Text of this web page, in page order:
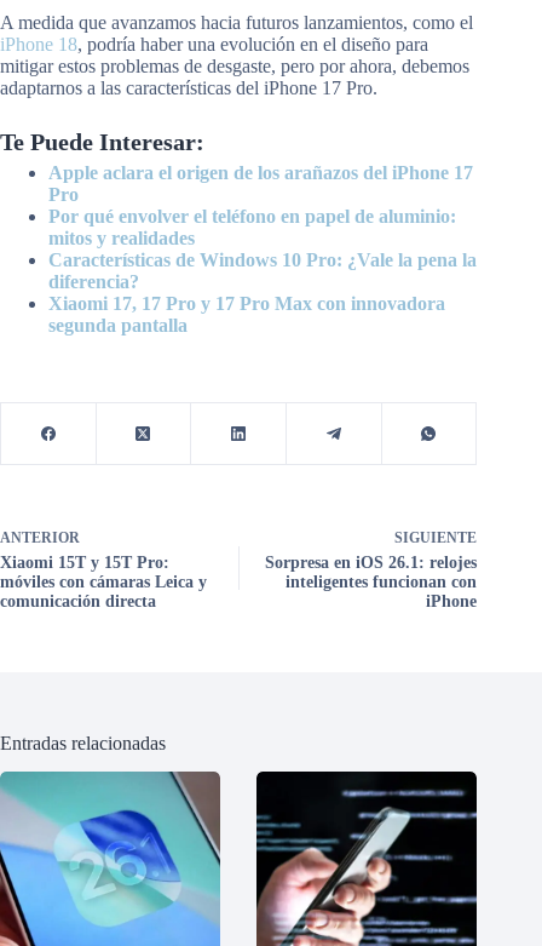
A medida que avanzamos hacia futuros lanzamientos, como el
iPhone 18, podría haber una evolución en el diseño para
mitigar estos problemas de desgaste, pero por ahora, debemos
adaptarnos a las características del iPhone 17 Pro.
Te Puede Interesar:
Apple aclara el origen de los arañazos del iPhone 17
Pro
Por qué envolver el teléfono en papel de aluminio:
mitos y realidades
Características de Windows 10 Pro: ¿Vale la pena la
diferencia?
Xiaomi 17, 17 Pro y 17 Pro Max con innovadora
segunda pantalla
ANTERIOR
Xiaomi 15T y 15T Pro:
móviles con cámaras Leica y
comunicación directa
SIGUIENTE
Sorpresa en iOS 26.1: relojes
inteligentes funcionan con
iPhone
Entradas relacionadas